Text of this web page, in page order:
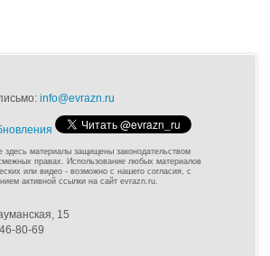
info@evrazn.ru
здесь материалы защищены законодательством
правах. Использование любых материалов
или видео - возможно с нашего согласия, с
активной ссылки на сайт evrazn.ru.
15
80-69